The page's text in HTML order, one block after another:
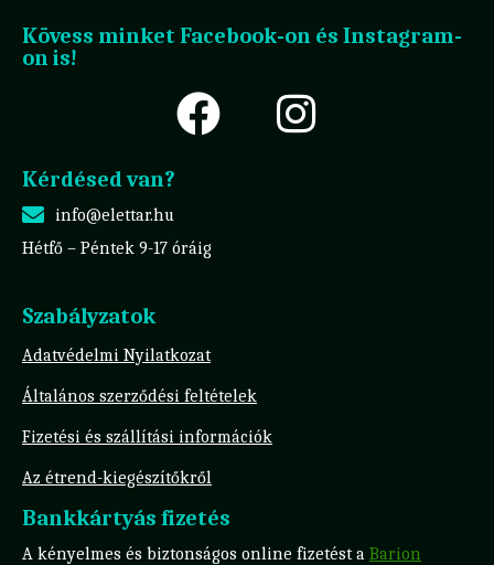
Kövess minket Facebook-on és Instagram-
on is!
Kérdésed van?
info@elettar.hu
Hétfő – Péntek 9-17 óráig
Szabályzatok
Adatvédelmi Nyilatkozat
Általános szerződési feltételek
Fizetési és szállítási információk
Az étrend-kiegészítőkről
Bankkártyás fizetés
A kényelmes és biztonságos online fizetést a Barion